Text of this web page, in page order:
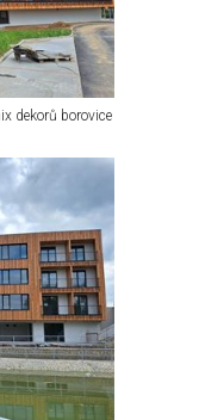
dekorů borovice